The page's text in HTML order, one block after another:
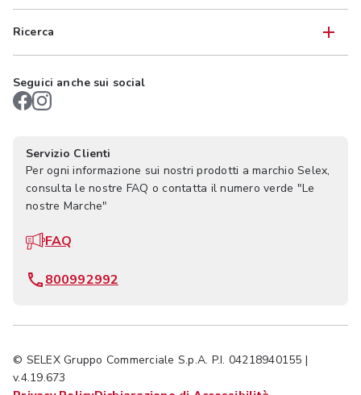
Ricerca
Seguici anche sui social
Servizio Clienti
Per ogni informazione sui nostri prodotti a marchio Selex,
consulta le nostre FAQ o contatta il numero verde "Le
nostre Marche"
FAQ
800992992
© SELEX Gruppo Commerciale S.p.A. P.I. 04218940155 |
v.4.19.673